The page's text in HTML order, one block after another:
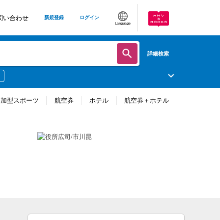
い合わせ 新規登録 ログイン
Language
詳細検索
型スポーツ 航空券 ホテル 航空券＋ホテル